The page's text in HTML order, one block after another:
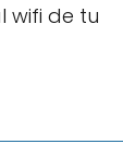
wifi de tu